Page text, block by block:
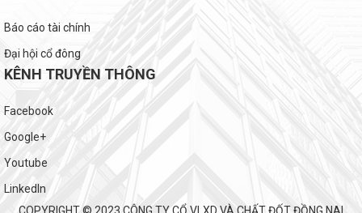
Báo cáo tài chính
Đại hội cổ đông
KÊNH TRUYỀN THÔNG
Facebook
Google+
Youtube
LinkedIn
COPYRIGHT © 2023 CÔNG TY CỔ VLXD VÀ CHẤT ĐỐT ĐỒNG NAI